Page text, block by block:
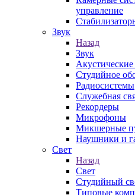
управление
Звук
Назад
Звук
Студийное
Радиосистемы
Служебная
Рекордеры
Микрофоны
Микшерные
Наушники и
Свет
Назад
Свет
Студийный
Типовые